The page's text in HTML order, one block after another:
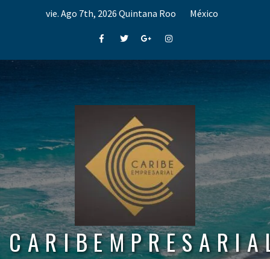
vie. Ago 7th, 2026 Quintana Roo México
FacebookTwitterGoogle+Instagram